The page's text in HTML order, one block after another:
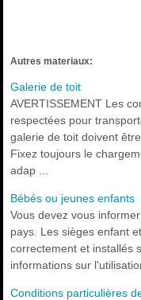
Autres materiaux:
Galerie de toit
AVERTISSEMENT Les
respectées pour
galerie de toit doivent
Fixez toujours le
adap ...
Bébés ou jeunes enfants
Vous devez vous
pays. Les sièges enfant
correctement et installés
informations sur
Conditions particulières